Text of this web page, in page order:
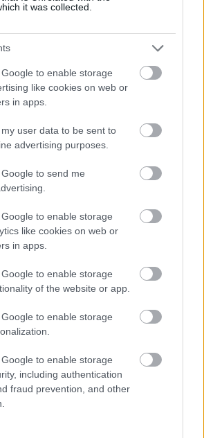
it was collected.
to enable storage
like cookies on web or
in apps.
user data to be sent to
advertising purposes.
to send me
to enable storage
like cookies on web or
in apps.
to enable storage
of the website or app.
to enable storage
to enable storage
including authentication
fraud prevention, and other
λίστα με τα μεγάλα
τα εκτιμώμενα
χρονοδιάγραμμα
μετά τη φωτιά - Στόχος η
INTERNET